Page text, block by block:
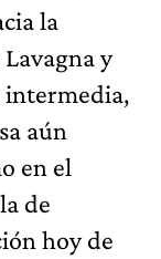
la
y
intermedia,
aún
en el
de
hoy de